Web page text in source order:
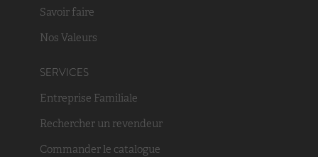
Savoir faire
Nos Valeurs
SERVICES
Entreprise Familiale
Rechercher un revendeur
Commander le catalogue